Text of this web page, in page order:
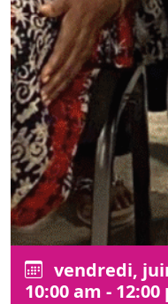
vendredi,
10:00 am - 12:00